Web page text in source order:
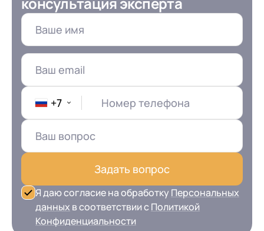
+7 Номер телефона
Задать вопрос
Я даю согласие на обработку Персональных
данных в соответствии сПолитикой
Конфиденциальности